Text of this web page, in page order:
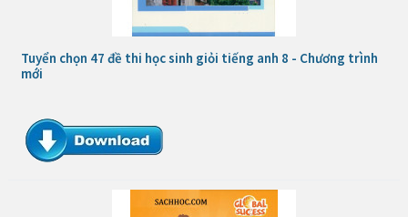
Tuyển chọn 47 đề thi học sinh giỏi tiếng anh 8 - Chương trình
mới